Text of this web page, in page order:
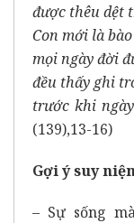
được thêu dệt
Con mới là
mọi ngày đời
đều thấy ghi
trước khi
(139),13-16)
Gợi ý suy
– Sự sống